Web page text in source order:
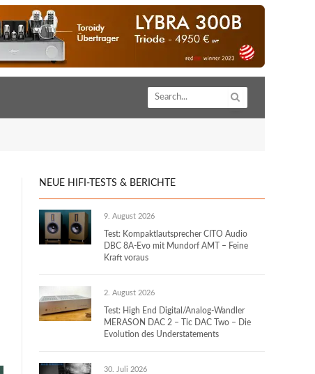
NEUE HIFI-TESTS & BERICHTE
9. August 2026
Test: Kompaktlautsprecher CITO Audio
DBC 8A-Evo mit Mundorf AMT – Feine
Kraft voraus
2. August 2026
Test: High End Digital/Analog-Wandler
MERASON DAC 2 – Tic DAC Two – Die
Evolution des Understatements
30. Juli 2026